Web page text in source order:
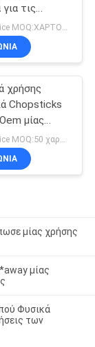
τις
χρήσης
Chopsticks
μίας
μίας χρήσης
μίας
Φυσικά
των